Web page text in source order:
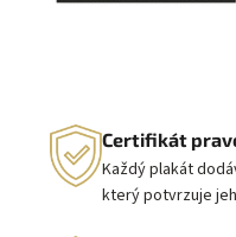
Certifikát
Každý plakát
který potvrzuje